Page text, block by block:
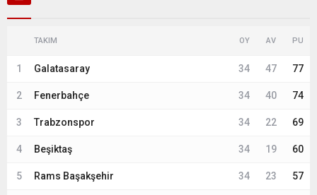
TAKIM OY AV PU
1 Galatasaray 34 47 77
2 Fenerbahçe 34 40 74
3 Trabzonspor 34 22 69
4 Beşiktaş 34 19 60
5 Rams Başakşehir 34 23 57